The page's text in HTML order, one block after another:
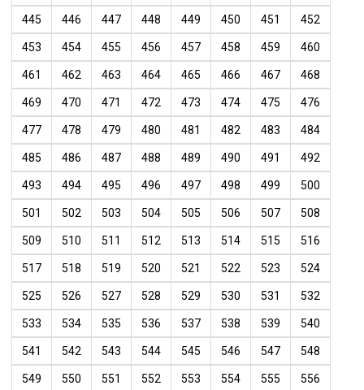
445 446 447 448 449 450 451 452
453 454 455 456 457 458 459 460
461 462 463 464 465 466 467 468
469 470 471 472 473 474 475 476
477 478 479 480 481 482 483 484
485 486 487 488 489 490 491 492
493 494 495 496 497 498 499 500
501 502 503 504 505 506 507 508
509 510 511 512 513 514 515 516
517 518 519 520 521 522 523 524
525 526 527 528 529 530 531 532
533 534 535 536 537 538 539 540
541 542 543 544 545 546 547 548
549 550 551 552 553 554 555 556